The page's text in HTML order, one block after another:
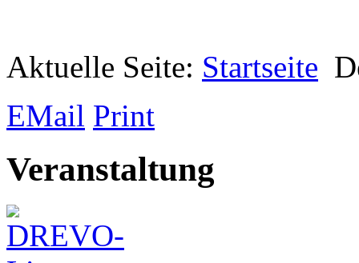
Aktuelle Seite: Startseite
EMail Print
Veranstaltung